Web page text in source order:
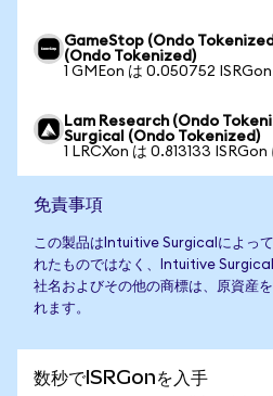
GameStop (Ondo
(Ondo Tokenized)
1 GMEon は 0.050752 ISRGon
Lam Research (Ondo
Surgical (Ondo Tokenized)
1 LRCXon は 0.813133 ISRGon
免責事項
この製品はIntuitive Surgicalによっ
れたものではなく、Intuitive
社名およびその他の商標は、原資産
れます。
数秒でISRGonを入手